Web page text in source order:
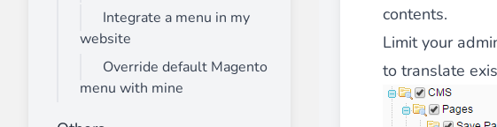
________
Améliorez les performances de votre boutique en
contents.
Limit your
to translate
Integrate a menu in my
website
Override default Magento
menu with mine